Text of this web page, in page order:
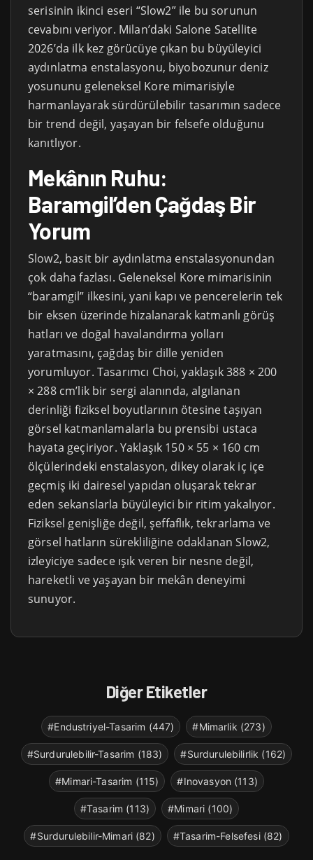
serisinin ikinci eseri “Slow2” ile bu sorunun
cevabını veriyor. Milan’daki Salone Satellite
2026’da ilk kez görücüye çıkan bu büyüleyici
aydınlatma enstalasyonu, biyobozunur deniz
yosununu geleneksel Kore mimarisiyle
harmanlayarak sürdürülebilir tasarımın sadece
bir trend değil, yaşayan bir felsefe olduğunu
kanıtlıyor.
Mekânın Ruhu:
Baramgil’den Çağdaş Bir
Yorum
Slow2, basit bir aydınlatma enstalasyonundan
çok daha fazlası. Geleneksel Kore mimarisinin
“baramgil” ilkesini, yani kapı ve pencerelerin tek
bir eksen üzerinde hizalanarak katmanlı görüş
hatları ve doğal havalandırma yolları
yaratmasını, çağdaş bir dille yeniden
yorumluyor. Tasarımcı Choi, yaklaşık 388 × 200
× 288 cm’lik bir sergi alanında, algılanan
derinliği fiziksel boyutlarının ötesine taşıyan
görsel katmanlamalarla bu prensibi ustaca
hayata geçiriyor. Yaklaşık 150 × 55 × 160 cm
ölçülerindeki enstalasyon, dikey olarak iç içe
geçmiş iki dairesel yapıdan oluşarak tekrar
eden sekanslarla büyüleyici bir ritim yakalıyor.
Fiziksel genişliğe değil, şeffaflık, tekrarlama ve
görsel hatların sürekliliğine odaklanan Slow2,
izleyiciye sadece ışık veren bir nesne değil,
hareketli ve yaşayan bir mekân deneyimi
sunuyor.
Diğer Etiketler
#Endustriyel-Tasarim (447) #Mimarlik (273)
#Surdurulebilir-Tasarim (183) #Surdurulebilirlik (162)
#Mimari-Tasarim (115) #Inovasyon (113)
#Tasarim (113) #Mimari (100)
#Surdurulebilir-Mimari (82) #Tasarim-Felsefesi (82)